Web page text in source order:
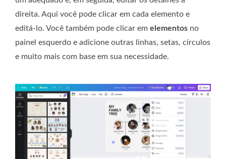
direita. Aqui você pode clicar em cada elemento e
editá-lo. Você também pode clicar em elementos no
painel esquerdo e adicione outras linhas, setas, círculos
e muito mais com base em sua necessidade.